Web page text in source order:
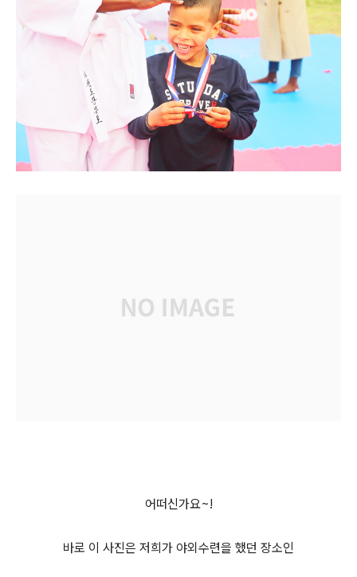
어떠신가요~!
바로 이 사진은 저희가 야외수련을 했던 장소인